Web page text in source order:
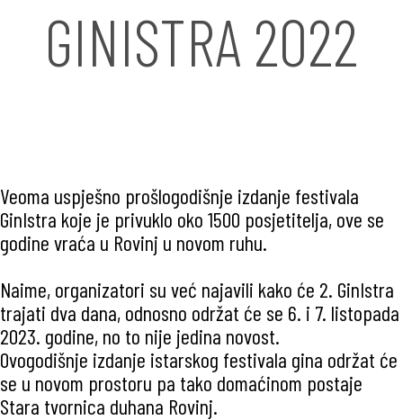
GINISTRA 2022
Veoma uspješno prošlogodišnje izdanje festivala
GinIstra koje je privuklo oko 1500 posjetitelja, ove se
godine vraća u Rovinj u novom ruhu.
Naime, organizatori su već najavili kako će 2. GinIstra
trajati dva dana, odnosno održat će se 6. i 7. listopada
2023. godine, no to nije jedina novost.
Ovogodišnje izdanje istarskog festivala gina održat će
se u novom prostoru pa tako domaćinom postaje
Stara tvornica duhana Rovinj.